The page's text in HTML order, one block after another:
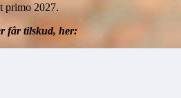
primo 2027.
får tilskud, her: